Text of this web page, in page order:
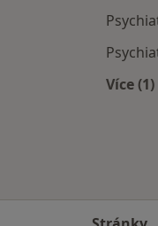
Více (1)